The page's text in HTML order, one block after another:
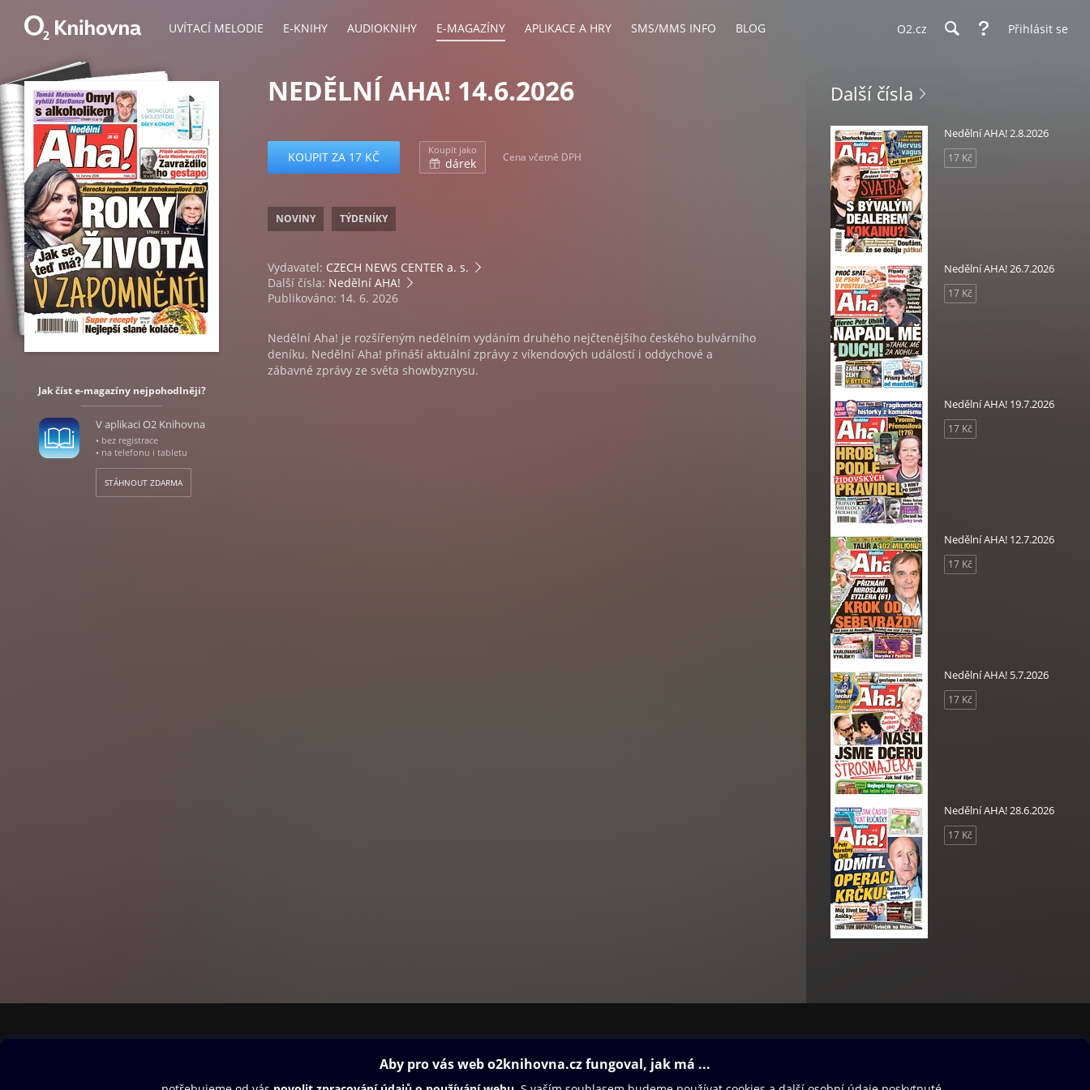
UVÍTACÍ MELODIE E-KNIHY AUDIOKNIHY E-MAGAZÍNY APLIKACE A HRY SMS/MMS INFO BLOG O2.cz Přihlásit se
Jak číst e-magazíny nejpohodlněji?
V aplikaci O2 Knihovna
• bez registrace
• na telefonu i tabletu
STÁHNOUT ZDARMA
NEDĚLNÍ AHA! 14.6.2026
KOUPIT ZA 17 KČ Koupit jako
dárek Cena včetně DPH
NOVINY TÝDENÍKY
Vydavatel: CZECH NEWS CENTER a. s.
Další čísla: Nedělní AHA!
Publikováno: 14. 6. 2026
Nedělní Aha! je rozšířeným nedělním vydáním druhého nejčtenějšího českého bulvárního
deníku. Nedělní Aha! přináší aktuální zprávy z víkendových událostí i oddychové a
zábavné zprávy ze světa showbyznysu.
Další čísla
Nedělní AHA! 2.8.2026
17 Kč
Nedělní AHA! 26.7.2026
17 Kč
Nedělní AHA! 19.7.2026
17 Kč
Nedělní AHA! 12.7.2026
17 Kč
Nedělní AHA! 5.7.2026
17 Kč
Nedělní AHA! 28.6.2026
17 Kč
Aplikace a hry